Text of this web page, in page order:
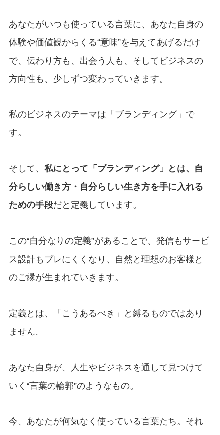
あなたがいつも使っている言葉に、あなた自身の
体験や価値観からくる“意味”を与えてあげるだけ
で、伝わり方も、出会う人も、そしてビジネスの
方向性も、少しずつ変わっていきます。
私のビジネスのテーマは「ブランディング」で
す。
そして、 私にとって「ブランディング」とは、自
分らしい働き方・自分らしい生き方を手に入れる
ための手段だと定義しています。
この“自分なりの定義”があることで、発信もサービ
ス設計もブレにくくなり、自然と理想のお客様と
のご縁が生まれていきます。
定義とは、「こうあるべき」と縛るものではあり
ません。
あなた自身が、人生やビジネスを通して見つけて
いく“言葉の輪郭”のようなもの。
今、あなたが何気なく使っている言葉たち。それ